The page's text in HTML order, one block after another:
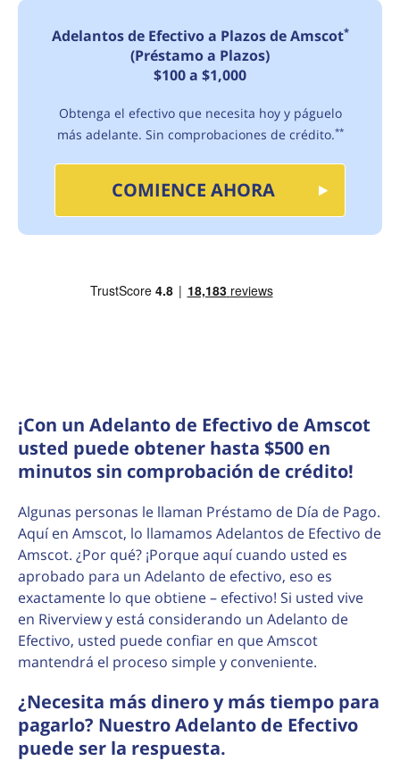
Adelantos de Efectivo a Plazos de Amscot*
(Préstamo a Plazos)
$100 a $1,000
Obtenga el efectivo que necesita hoy y páguelo
más adelante. Sin comprobaciones de crédito.**
COMIENCE AHORA
¡Con un Adelanto de Efectivo de Amscot
usted puede obtener hasta $500 en
minutos sin comprobación de crédito!
Algunas personas le llaman Préstamo de Día de Pago.
Aquí en Amscot, lo llamamos Adelantos de Efectivo de
Amscot. ¿Por qué? ¡Porque aquí cuando usted es
aprobado para un Adelanto de efectivo, eso es
exactamente lo que obtiene – efectivo! Si usted vive
en Riverview y está considerando un Adelanto de
Efectivo, usted puede confiar en que Amscot
mantendrá el proceso simple y conveniente.
¿Necesita más dinero y más tiempo para
pagarlo? Nuestro Adelanto de Efectivo
puede ser la respuesta.